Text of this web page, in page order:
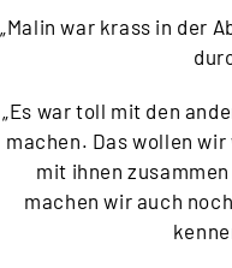
„Malin war krass in der
„Es war toll mit den
machen. Das wollen
mit ihnen
machen wir auch